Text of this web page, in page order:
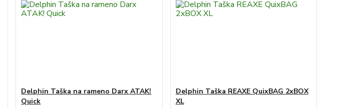
Delphin Taška na rameno Darx ATAK!
Quick
Delphin Taška REAXE QuixBAG 2xBOX
XL